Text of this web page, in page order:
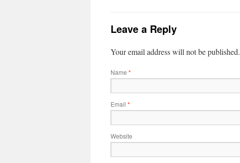
Leave a Reply
Your email address will not be published.
Name *
Email *
Website